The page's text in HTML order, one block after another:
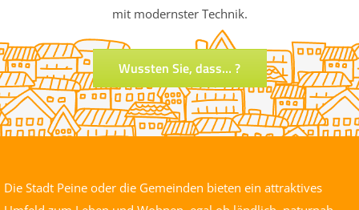
mit modernster Technik.
Wussten Sie, dass… ?
Die Stadt Peine oder die Gemeinden bieten ein attraktives